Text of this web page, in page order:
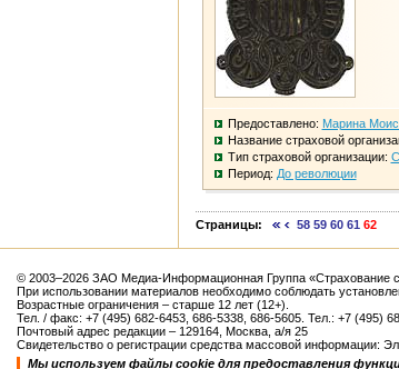
Предоставлено: Марина
Название страховой
Тип страховой организации:
Период: До революции
Страницы: 58 59 60 61 62
© 2003–2026 ЗАО Медиа-Информационная Группа «Страхование
При использовании материалов необходимо соблюдать
Возрастные ограничения – старше 12 лет (12+).
Тел. / факс: +7 (495) 682-6453, 686-5338, 686-5605. Тел.: +7 (495)
Почтовый адрес редакции – 129164, Москва, а/я 25
Свидетельство о регистрации средства массовой информации:
Мы используем файлы cookie для предоставления